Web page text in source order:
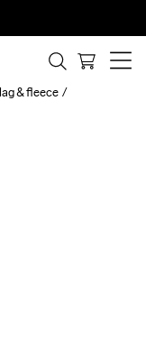
& fleece